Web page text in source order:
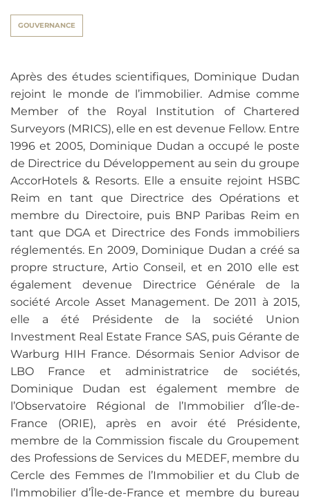
GOUVERNANCE
Après des études scientifiques, Dominique Dudan
rejoint le monde de l’immobilier. Admise comme
Member of the Royal Institution of Chartered
Surveyors (MRICS), elle en est devenue Fellow. Entre
1996 et 2005, Dominique Dudan a occupé le poste
de Directrice du Développement au sein du groupe
AccorHotels & Resorts. Elle a ensuite rejoint HSBC
Reim en tant que Directrice des Opérations et
membre du Directoire, puis BNP Paribas Reim en
tant que DGA et Directrice des Fonds immobiliers
réglementés. En 2009, Dominique Dudan a créé sa
propre structure, Artio Conseil, et en 2010 elle est
également devenue Directrice Générale de la
société Arcole Asset Management. De 2011 à 2015,
elle a été Présidente de la société Union
Investment Real Estate France SAS, puis Gérante de
Warburg HIH France. Désormais Senior Advisor de
LBO France et administratrice de sociétés,
Dominique Dudan est également membre de
l’Observatoire Régional de l’Immobilier d’Île-de-
France (ORIE), après en avoir été Présidente,
membre de la Commission fiscale du Groupement
des Professions de Services du MEDEF, membre du
Cercle des Femmes de l’Immobilier et du Club de
l’Immobilier d’Île-de-France et membre du bureau